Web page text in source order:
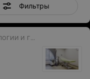
Фильтры
ЦЕНТР ЛАЗЕРНОЙ ХИРУРГИИ, КОСМЕТОЛОГИИ И ГИНЕКОЛОГИИ